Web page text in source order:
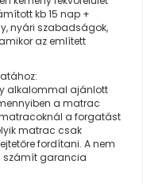
kb 15 nap +
nyári szabadságok,
az említett
alkalommal ajánlott
a matrac
a forgatást
matrac csak
fordítani. A nem
számít garancia